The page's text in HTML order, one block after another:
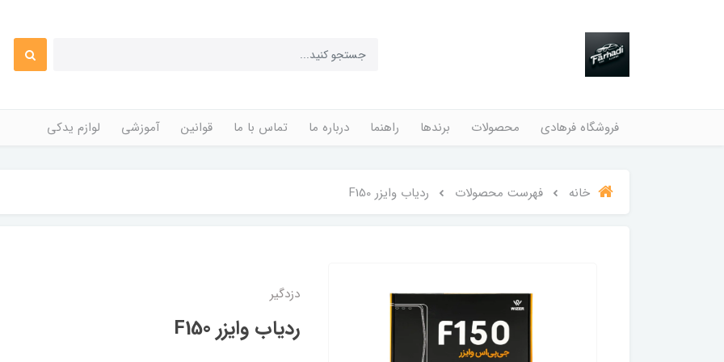
فروشگاه فرهادی محصولات برندها راهنما درباره ما تماس با ما قوانین آموزشی لوازم یدکی
خانه فهرست محصولات ردیاب وایزر F150
دزدگیر
ردیاب وایزر F150